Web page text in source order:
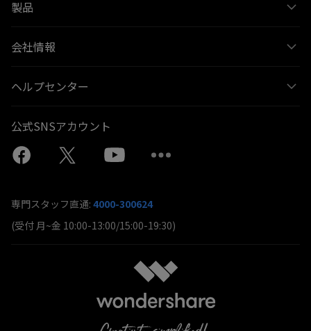
製品
会社情報
ヘルプセンター
公式SNSアカウント
専門スタッフ直通: 4000-300624
(受付 月~金 10:00-13:00/15:00-19:30)